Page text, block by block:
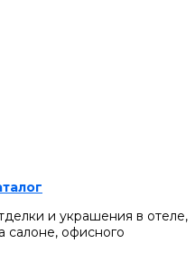
и украшения в отеле,
салоне, офисного